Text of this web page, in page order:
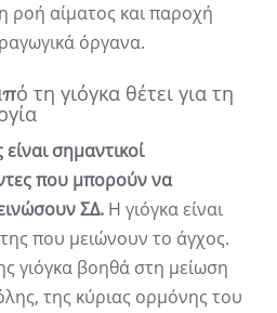
ροή αίματος και παροχή
όργανα.
τη γιόγκα θέτει για τη
σημαντικοί
που μπορούν να
ΣΔ. Η γιόγκα είναι
που μειώνουν το άγχος.
γιόγκα βοηθά στη μείωση
της κύριας ορμόνης του